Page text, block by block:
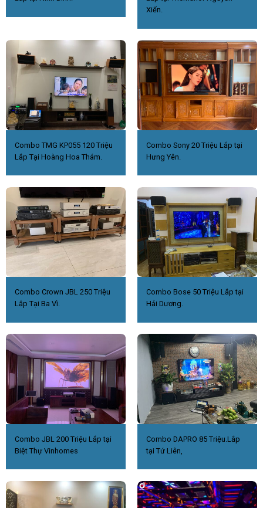
Xiển.
Combo TMG KP055 120 Triệu
Lắp Tại Hoàng Hoa Thám.
Combo Sony 20 Triệu Lắp tại
Hưng Yên.
Combo Crown JBL 250 Triệu
Lắp Tại Ba Vì.
Combo Bose 50 Triệu Lắp tại
Hải Dương.
Combo JBL 200 Triệu Lắp tại
Biệt Thự Vinhomes
Combo DAPRO 85 Triệu.Lắp
tại Tứ Liên,